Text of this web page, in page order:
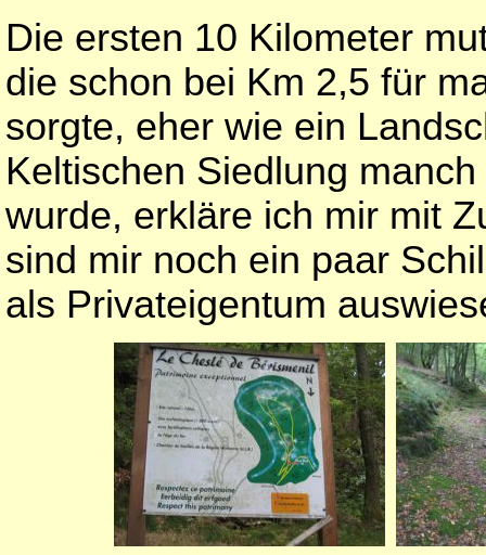
Die ersten 10 Kilometer
die schon bei Km 2,5 für
sorgte, eher wie ein
Keltischen Siedlung
wurde, erkläre ich mir mit
sind mir noch ein paar
als Privateigentum